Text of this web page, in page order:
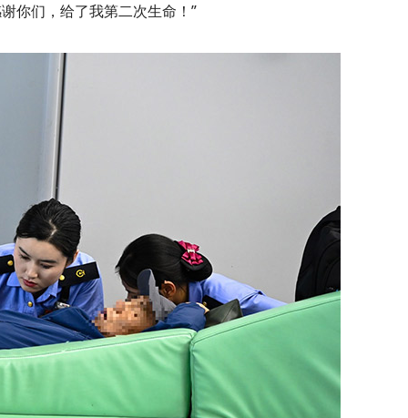
你们，给了我第二次生命！”